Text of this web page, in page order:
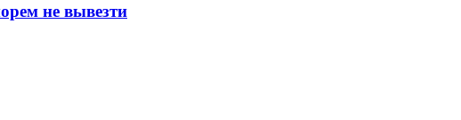
не вывезти